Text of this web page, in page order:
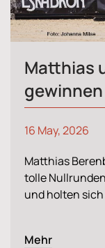
Matthias
gewinnen
16 May, 2026
Matthias
tolle
und holten
Mehr